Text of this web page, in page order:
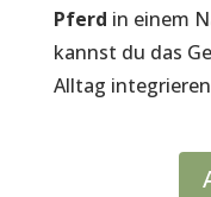
Pferd in einem
kannst du das
Alltag